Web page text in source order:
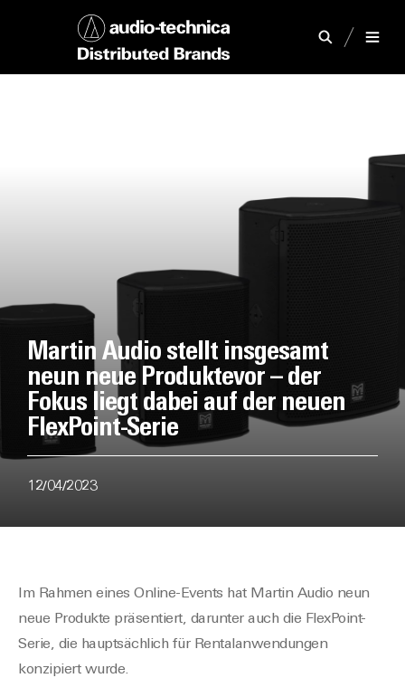
Martin Audio stellt insgesamt
neun neue Produktevor – der
Fokus liegt dabei auf der neuen
FlexPoint-Serie
12/04/2023
Im Rahmen eines Online-Events hat Martin Audio neun
neue Produkte präsentiert, darunter auch die FlexPoint-
Serie, die hauptsächlich für Rentalanwendungen
konzipiert wurde.